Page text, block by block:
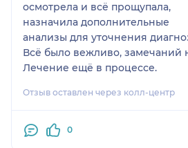
осмотрела и всё прощупала,
назначила дополнительные
анализы для уточнения
Всё было вежливо, замечаний
Лечение ещё в процессе.
Отзыв оставлен через колл-центр
0